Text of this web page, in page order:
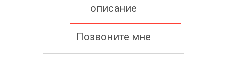
описание
Позвоните мне